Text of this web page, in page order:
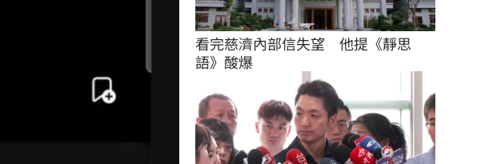
看完慈濟內部信失望　他提《靜思
語》酸爆